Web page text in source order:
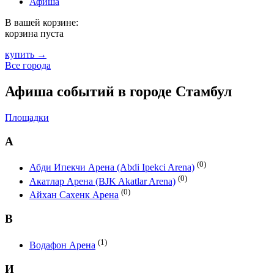
В вашей корзине:
корзина пуста
купить →
Все города
Афиша событий в городе Стамбул
Площадки
А
Абди Ипекчи Арена (Abdi Ipekci Arena) (0)
Акатлар Арена (BJK Akatlar Arena) (0)
Айхан Сахенк Арена (0)
В
Водафон Арена (1)
И